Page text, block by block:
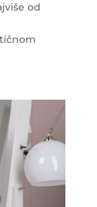
od